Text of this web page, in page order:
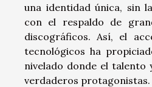
una identidad única, sin
con el respaldo de
discográficos. Así, el
tecnológicos ha
nivelado donde el talento
verdaderos protagonistas.